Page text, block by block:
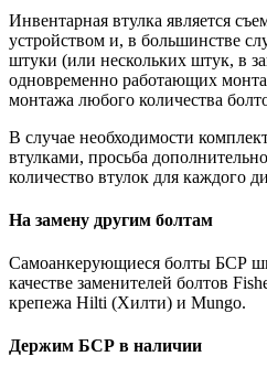
Инвентарная втулка является
устройством и, в большинстве
штуки (или нескольких штук, в
одновременно работающих
монтажа любого количества
В случае необходимости
втулками, просьба
количество втулок для каждого
На замену другим болтам
Самоанкерующиеся болты БСР
качестве заменителей болтов
крепежа Hilti (Хилти) и Mungo.
Держим БСР в наличии